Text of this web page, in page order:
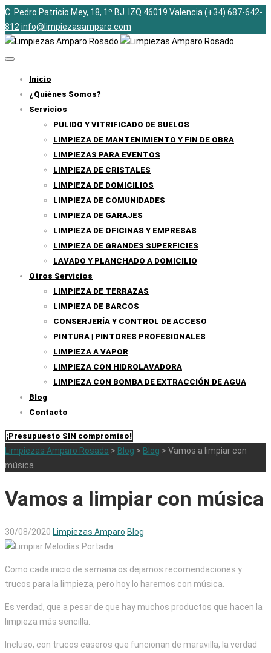
C. Pedro Patricio Mey, 18, 1º BJ. IZQ 46019 Valencia (+34) 687-642-
812 info@limpiezasamparo.com
Inicio
¿Quiénes Somos?
Servicios
PULIDO Y VITRIFICADO DE SUELOS
LIMPIEZA DE MANTENIMIENTO Y FIN DE OBRA
LIMPIEZAS PARA EVENTOS
LIMPIEZA DE CRISTALES
LIMPIEZA DE DOMICILIOS
LIMPIEZA DE COMUNIDADES
LIMPIEZA DE GARAJES
LIMPIEZA DE OFICINAS Y EMPRESAS
LIMPIEZA DE GRANDES SUPERFICIES
LAVADO Y PLANCHADO A DOMICILIO
Otros Servicios
LIMPIEZA DE TERRAZAS
LIMPIEZA DE BARCOS
CONSERJERÍA Y CONTROL DE ACCESO
PINTURA | PINTORES PROFESIONALES
LIMPIEZA A VAPOR
LIMPIEZA CON HIDROLAVADORA
LIMPIEZA CON BOMBA DE EXTRACCIÓN DE AGUA
Blog
Contacto
¡Presupuesto SIN compromiso!
Limpiezas Amparo Rosado > Blog > Blog > Vamos a limpiar con
música
Vamos a limpiar con música
30/08/2020 Limpiezas Amparo Blog
Como cada inicio de semana os dejamos recomendaciones y
trucos para la limpieza, pero hoy lo haremos con música.
Es verdad, que a pesar de que hay muchos productos que hacen la
limpieza más sencilla.
Incluso, con trucos caseros que funcionan de maravilla, la verdad